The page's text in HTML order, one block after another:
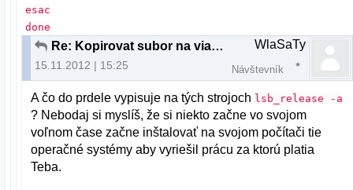
esac
done
Re: Kopirovat subor na viacere servery
15.11.2012 | 15:25
WlaSaTy
Návštevník
A čo do prdele vypisuje na tých strojoch lsb_release -a
? Nebodaj si myslíš, že si niekto začne vo svojom
voľnom čase začne inštalovať na svojom počítači tie
operačné systémy aby vyriešil prácu za ktorú platia
Teba.